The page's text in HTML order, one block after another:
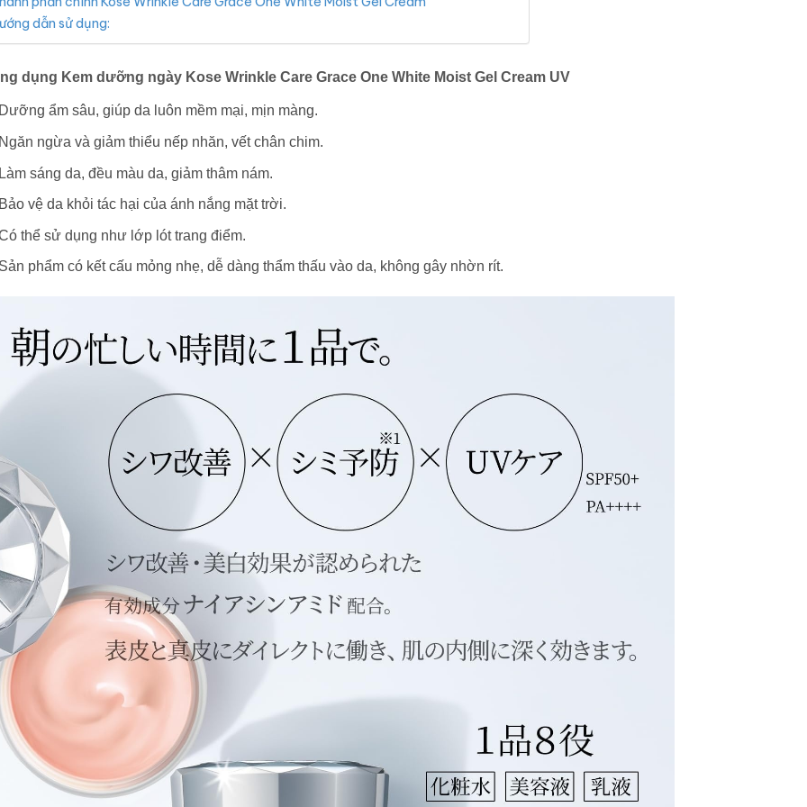
dẫn sử dụng:
dụng Kem dưỡng ngày Kose Wrinkle Care Grace One White Moist Gel Cream UV
Dưỡng ẩm sâu, giúp da luôn mềm mại, mịn màng.
Ngăn ngừa và giảm thiểu nếp nhăn, vết chân chim.
Làm sáng da, đều màu da, giảm thâm nám.
Bảo vệ da khỏi tác hại của ánh nắng mặt trời.
thể sử dụng như lớp lót trang điểm.
Sản phẩm có kết cấu mỏng nhẹ, dễ dàng thẩm thấu vào da, không gây nhờn rít.